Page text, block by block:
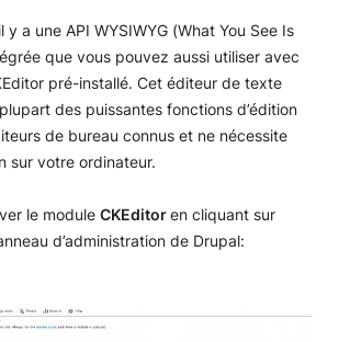
Drupal
via le gestionnaire d’applications
manuellement
avec Drupal
initiale de Drupal
installer un thème
et des pages Drupal
Contactez-nous
y a une API WYSIWYG (What You See Is
que vous pouvez aussi utiliser avec
pré-installé. Cet éditeur de texte
des puissantes fonctions d’édition
de bureau connus et ne nécessite
sur votre ordinateur.
le module CKEditoren cliquant sur
d’administration de Drupal: